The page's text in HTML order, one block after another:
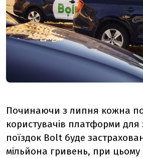
Починаючи з липня кожна
користувачів платформи
поїздок Bolt буде
мільйона гривень, при цьому